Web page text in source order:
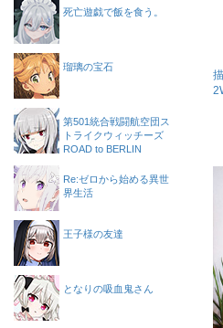
死亡遊戯で飯を食う。
瑠璃の宝石
第501統合戦闘航空団ス
トライクウィッチーズ
ROAD to BERLIN
Re:ゼロから始める異世
界生活
王子様の友達
となりの吸血鬼さん